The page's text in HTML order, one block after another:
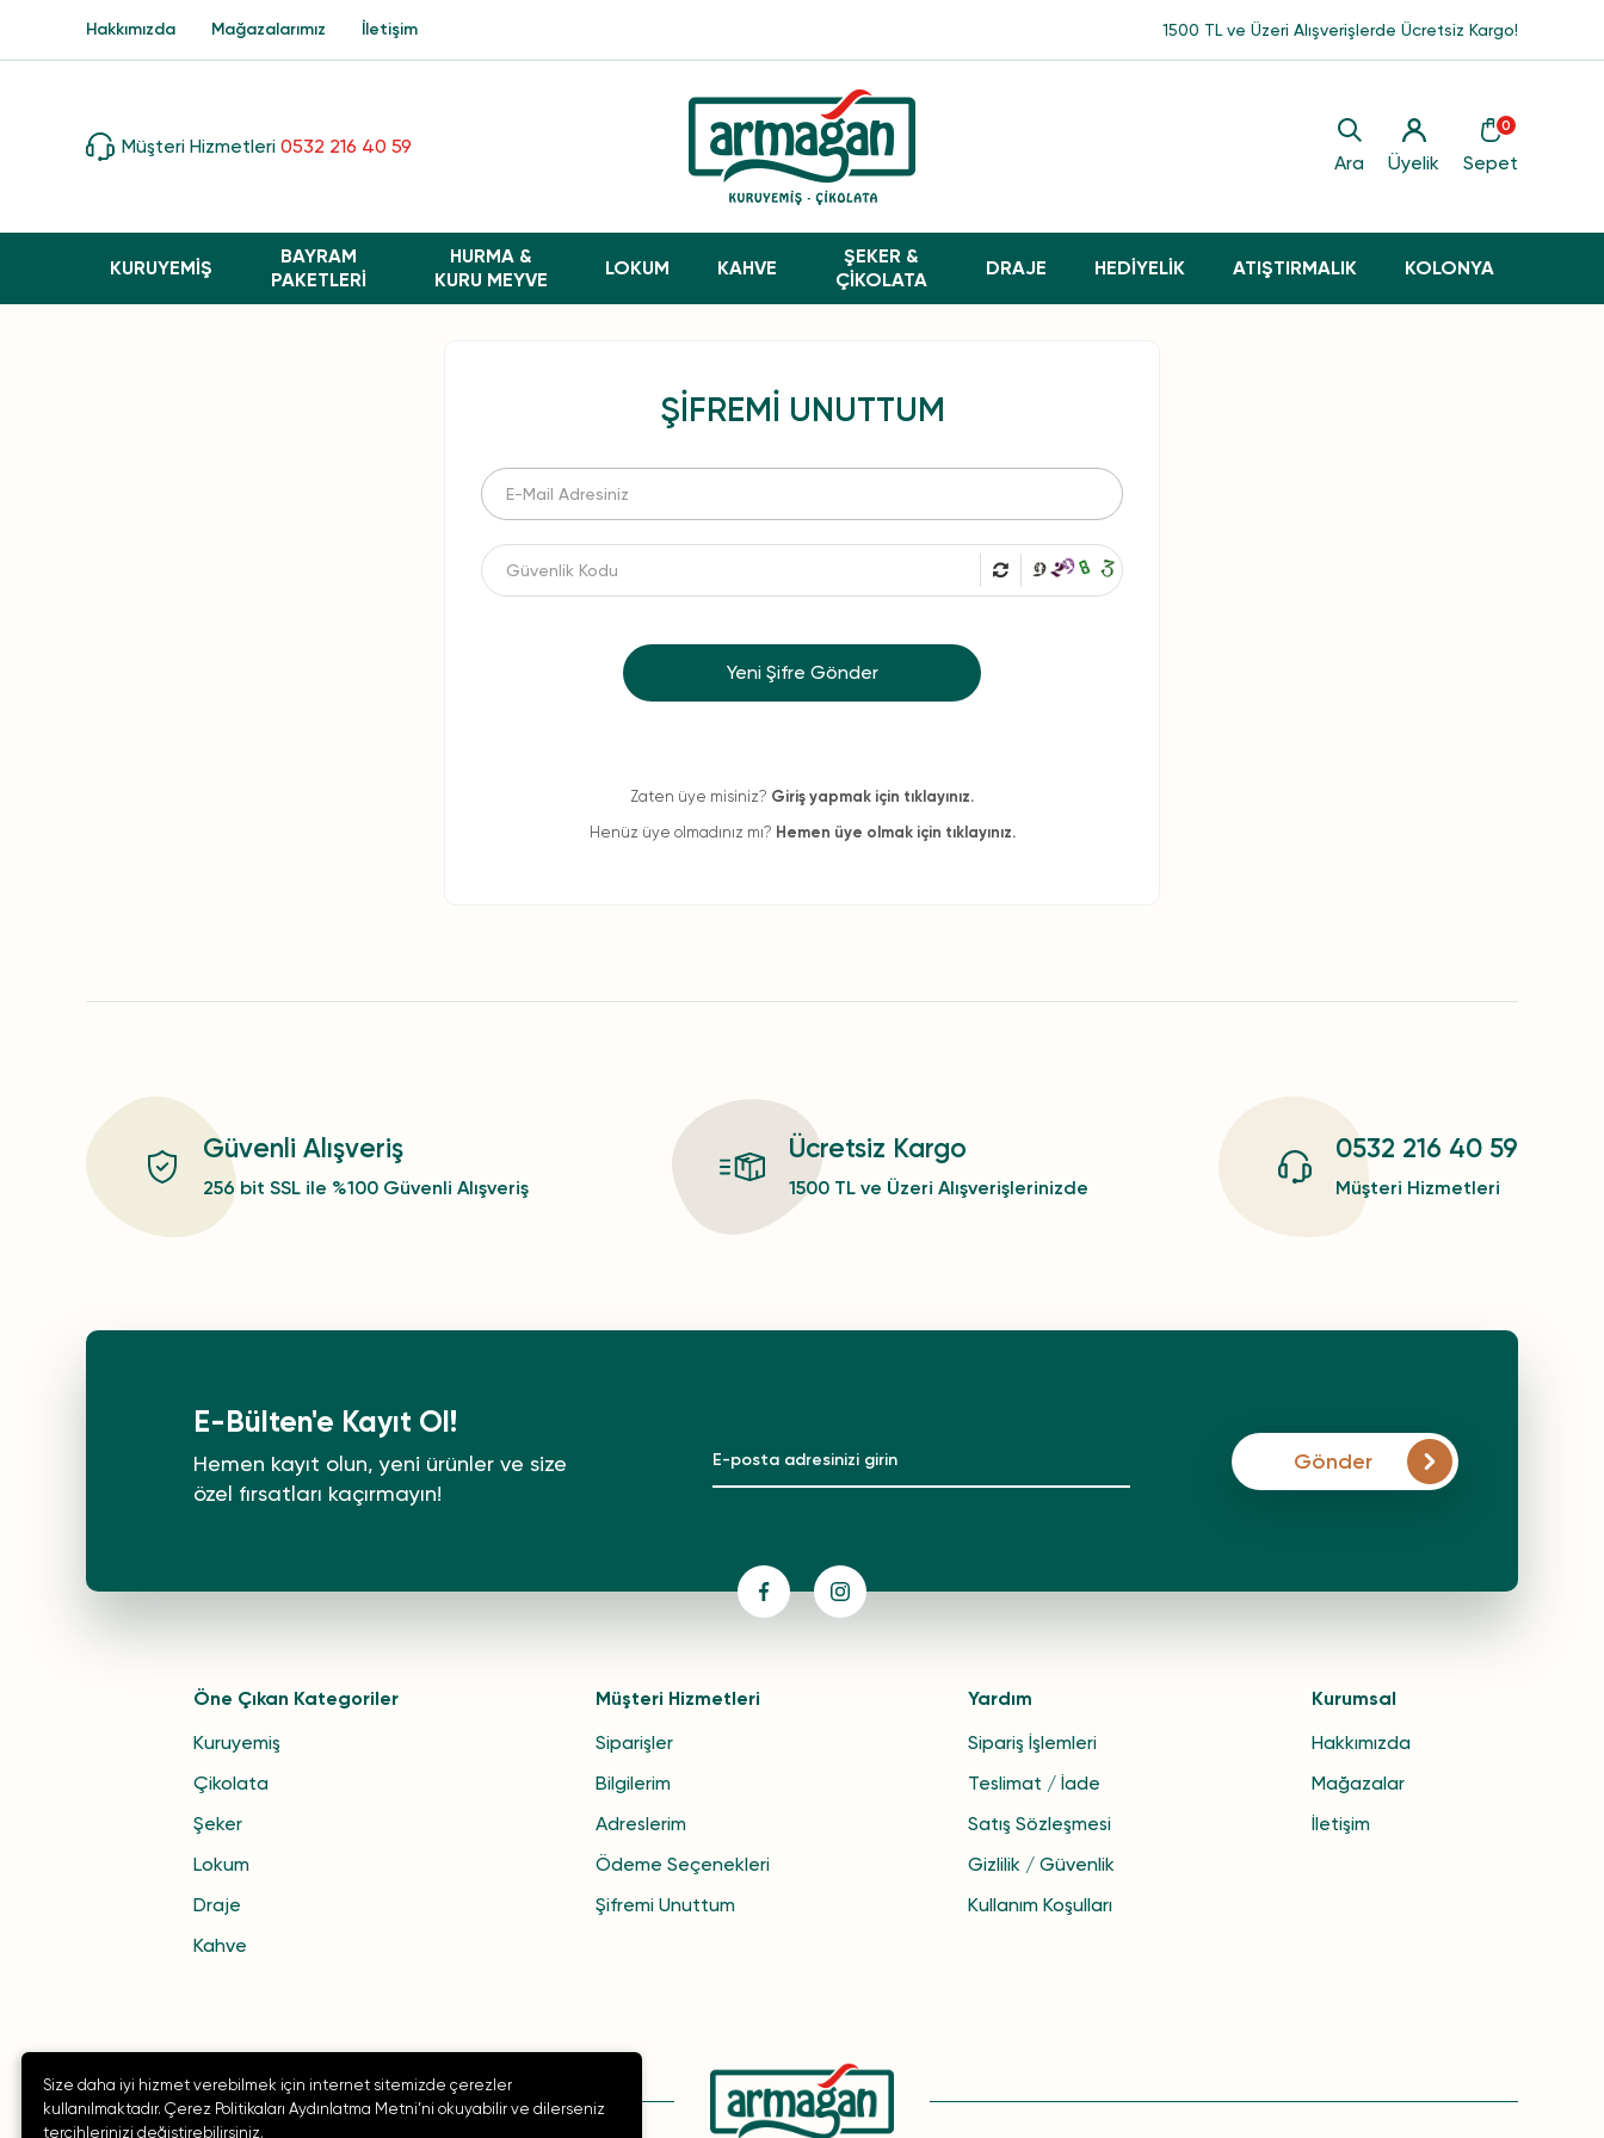
Müşteri Hizmetleri 0532 216 40 59
Ara Üyelik
0
Sepet
KURUYEMİŞ
BAYRAM
PAKETLERI
HURMA &
KURU MEYVE
LOKUM KAHVE
ŞEKER &
ÇİKOLATA
DRAJE HEDİYELİK ATIŞTIRMALIK KOLONYA
Hakkımızda Mağazalarımız İletişim 1500 TL ve Üzeri Alışverişlerde Ücretsiz Kargo!
ŞIFREMI UNUTTUM
Yeni Şifre Gönder
Zaten üye misiniz? Giriş yapmak için tıklayınız.
Henüz üye olmadınız mı? Hemen üye olmak için tıklayınız.
Güvenli Alışveriş
256 bit SSL ile %100 Güvenli Alışveriş
Ücretsiz Kargo
1500 TL ve Üzeri Alışverişlerinizde
0532 216 40 59
Müşteri Hizmetleri
E-Bülten'e Kayıt Ol!
Hemen kayıt olun, yeni ürünler ve size
özel fırsatları kaçırmayın!
Gönder
Öne Çıkan Kategoriler
Kuruyemiş
Çikolata
Şeker
Lokum
Draje
Kahve
Müşteri Hizmetleri
Siparişler
Bilgilerim
Adreslerim
Ödeme Seçenekleri
Şifremi Unuttum
Yardım
Sipariş İşlemleri
Teslimat / İade
Satış Sözleşmesi
Gizlilik / Güvenlik
Kullanım Koşulları
Kurumsal
Hakkımızda
Mağazalar
İletişim
Size daha iyi hizmet verebilmek için internet sitemizde çerezler
kullanılmaktadır. Çerez Politikaları Aydınlatma Metni’ni okuyabilir ve dilerseniz
tercihlerinizi değiştirebilirsiniz.